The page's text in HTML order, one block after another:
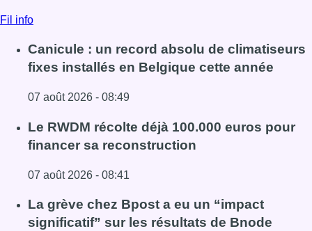
Fil info
Canicule : un record absolu de climatiseurs
fixes installés en Belgique cette année
07 août 2026 - 08:49
Lire l'article Canicule : un record absolu de climatiseurs
Le RWDM récolte déjà 100.000 euros pour
financer sa reconstruction
07 août 2026 - 08:41
Lire l'article Le RWDM récolte déjà 100.000 euros pour
La grève chez Bpost a eu un “impact
significatif” sur les résultats de Bnode